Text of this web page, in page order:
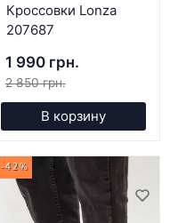
Кроссовки Lonza
207687
1 990 грн.
2 850 грн.
В корзину
-42%